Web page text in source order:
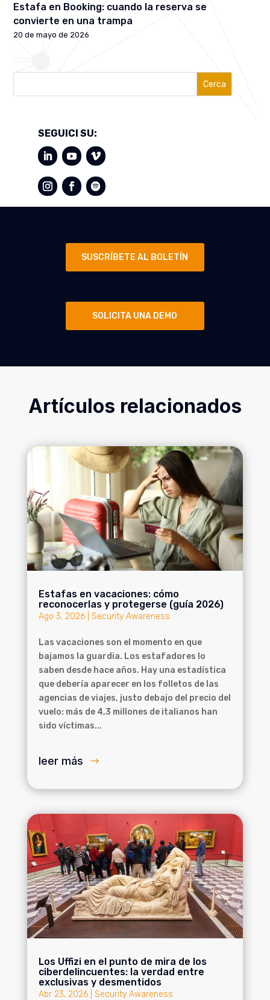
Estafa en Booking: cuando la reserva se
convierte en una trampa
20 de mayo de 2026
Cerca
SEGUICI SU:
SUSCRÍBETE AL BOLETÍN
SOLICITA UNA DEMO
Artículos relacionados
Estafas en vacaciones: cómo
reconocerlas y protegerse (guía 2026)
Ago 3, 2026| Security Awareness
Las vacaciones son el momento en que
bajamos la guardia. Los estafadores lo
saben desde hace años. Hay una estadística
que debería aparecer en los folletos de las
agencias de viajes, justo debajo del precio del
vuelo: más de 4,3 millones de italianos han
sido víctimas...
leer más
Los Uffizi en el punto de mira de los
ciberdelincuentes: la verdad entre
exclusivas y desmentidos
Abr 23, 2026| Security Awareness